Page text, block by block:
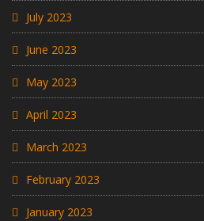
July 2023
June 2023
May 2023
April 2023
March 2023
February 2023
January 2023